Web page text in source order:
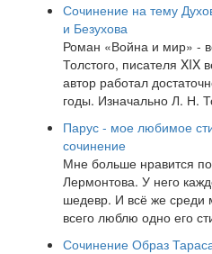
Сочинение на тему
и Безухова
Роман «Война и мир» -
Толстого, писателя XIX
автор работал
годы. Изначально Л. Н.
Парус - мое любимое
сочинение
Мне больше нравится
Лермонтова. У него
шедевр. И всё же среди
всего люблю одно его
Сочинение Образ